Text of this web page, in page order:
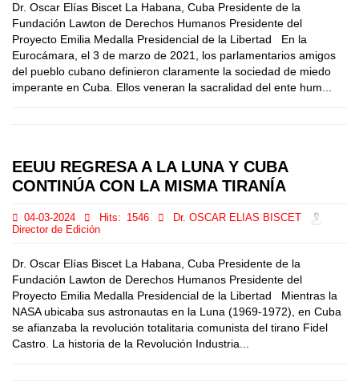
Dr. Oscar Elías Biscet La Habana, Cuba Presidente de la
Fundación Lawton de Derechos Humanos Presidente del
Proyecto Emilia Medalla Presidencial de la Libertad En la
Eurocámara, el 3 de marzo de 2021, los parlamentarios amigos
del pueblo cubano definieron claramente la sociedad de miedo
imperante en Cuba. Ellos veneran la sacralidad del ente hum...
EEUU REGRESA A LA LUNA Y CUBA
CONTINÚA CON LA MISMA TIRANÍA
04-03-2024 Hits: 1546
Dr. OSCAR ELIAS BISCET
Director de Edición
Dr. Oscar Elías Biscet La Habana, Cuba Presidente de la
Fundación Lawton de Derechos Humanos Presidente del
Proyecto Emilia Medalla Presidencial de la Libertad Mientras la
NASA ubicaba sus astronautas en la Luna (1969-1972), en Cuba
se afianzaba la revolución totalitaria comunista del tirano Fidel
Castro. La historia de la Revolución Industria...